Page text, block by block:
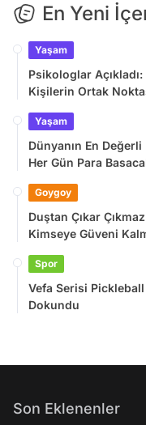
En Yeni
Yaşam
Psikologlar
Kişilerin Ortak
Yaşam
Dünyanın En Değerli
Her Gün Para
Goygoy
Duştan Çıkar
Kimseye Güveni
Spor
Vefa Serisi
Dokundu
Son Eklenenler